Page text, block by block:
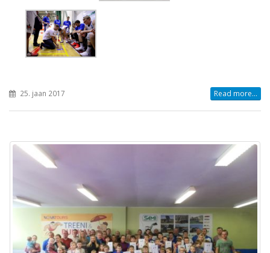
25. jaan 2017 Read more...